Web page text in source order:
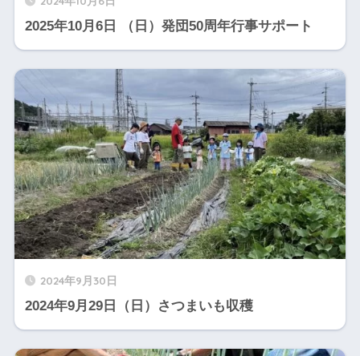
2025年10月6日 （日）発団50周年行事サポート
2024年9月30日
2024年9月29日（日）さつまいも収穫